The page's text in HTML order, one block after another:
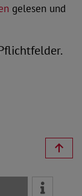
gelesen und